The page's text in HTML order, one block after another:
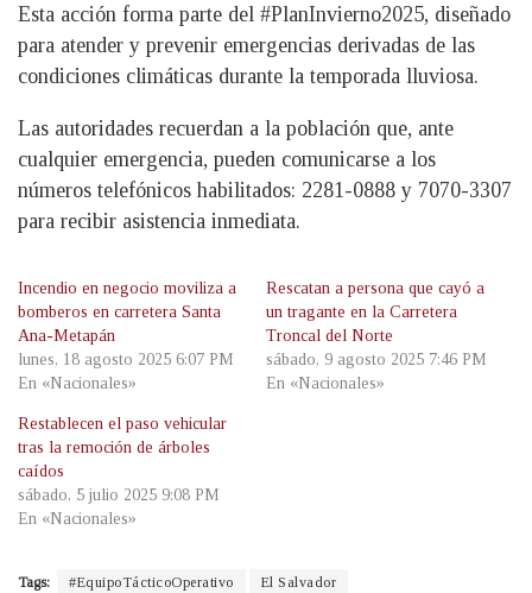
Esta acción forma parte del #PlanInvierno2025, diseñado
para atender y prevenir emergencias derivadas de las
condiciones climáticas durante la temporada lluviosa.
Las autoridades recuerdan a la población que, ante
cualquier emergencia, pueden comunicarse a los
números telefónicos habilitados: 2281-0888 y 7070-3307
para recibir asistencia inmediata.
Incendio en negocio moviliza a
bomberos en carretera Santa
Ana-Metapán
lunes, 18 agosto 2025 6:07 PM
En «Nacionales»
Rescatan a persona que cayó a
un tragante en la Carretera
Troncal del Norte
sábado, 9 agosto 2025 7:46 PM
En «Nacionales»
Restablecen el paso vehicular
tras la remoción de árboles
caídos
sábado, 5 julio 2025 9:08 PM
En «Nacionales»
Tags: #EquipoTácticoOperativo El Salvador